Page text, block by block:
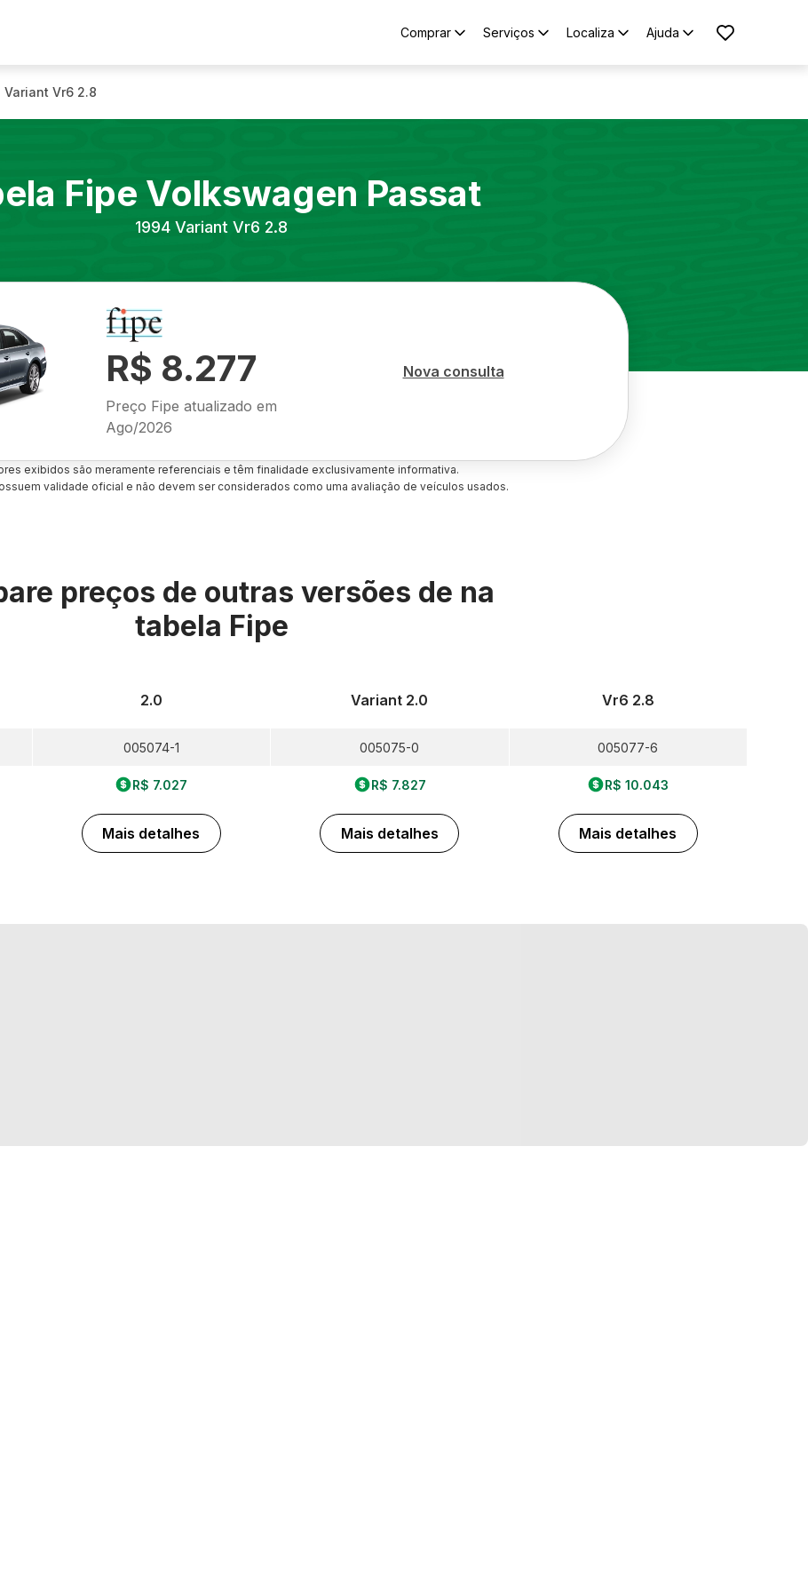
Comprar Serviços Localiza Ajuda
Variant Vr6 2.8
Fipe Volkswagen Passat
1994 Variant Vr6 2.8
R$ 8.277
Preço Fipe atualizado em
Ago/2026
Nova consulta
exibidos são meramente referenciais e têm finalidade exclusivamente informativa.
validade oficial e não devem ser considerados como uma avaliação de veículos usados.
preços de outras versões de na
tabela Fipe
2.0
005074-1
R$ 7.027
Mais detalhes
Variant 2.0
005075-0
R$ 7.827
Mais detalhes
Vr6 2.8
005077-6
R$ 10.043
Mais detalhes